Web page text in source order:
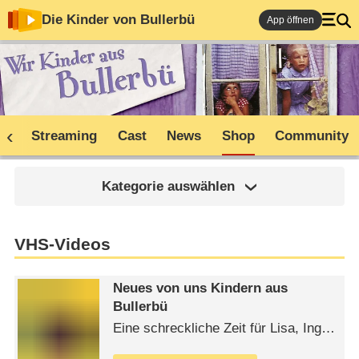
Die Kinder von Bullerbü App öffnen
Streaming Cast News Shop Community
Kategorie auswählen
VHS-Videos
Neues von uns Kindern aus
Bullerbü
Eine schreckliche Zeit für Lisa, Inga,